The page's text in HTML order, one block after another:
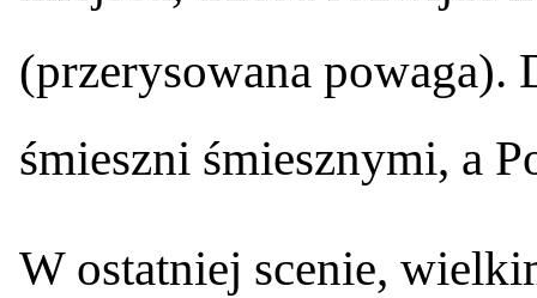
(przerysowana
śmieszni śmiesznymi, a
W ostatniej scenie,